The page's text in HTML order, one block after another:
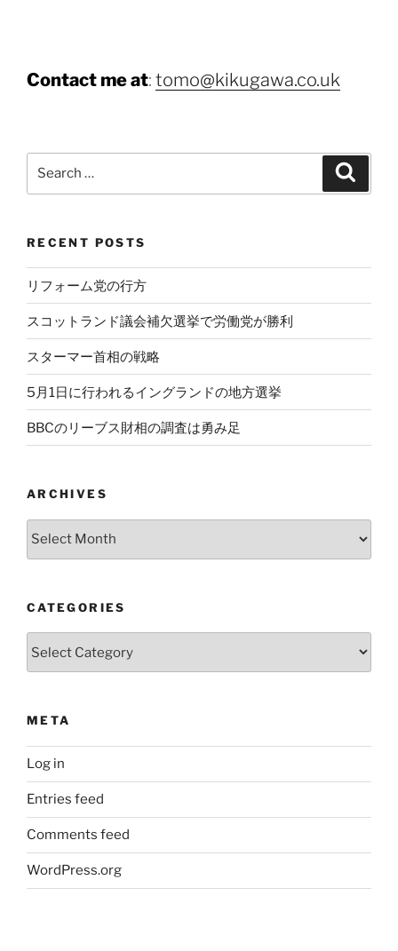
Contact me at: tomo@kikugawa.co.uk
RECENT POSTS
リフォーム党の行方
スコットランド議会補欠選挙で労働党が勝利
スターマー首相の戦略
5月1日に行われるイングランドの地方選挙
BBCのリーブス財相の調査は勇み足
ARCHIVES
Archives
CATEGORIES
META
Log in
Entries feed
Comments feed
WordPress.org